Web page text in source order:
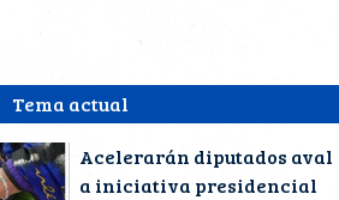
Tema actual
Acelerarán diputados aval
a iniciativa presidencial